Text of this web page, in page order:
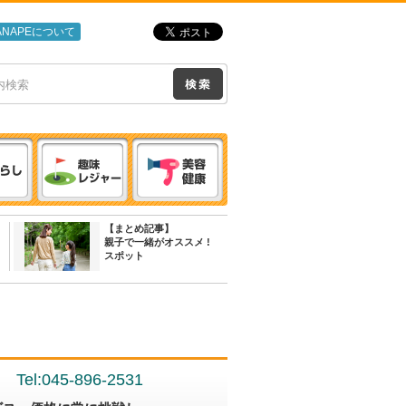
について
【まとめ記事】
親子で一緒がオススメ !
スポット
Tel:045-896-2531